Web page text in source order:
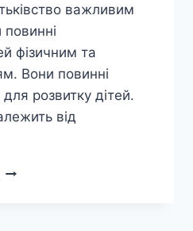
важливим
повинні
фізичним та
Вони повинні
розвитку дітей.
від
ПСИХОЛОГІЯ